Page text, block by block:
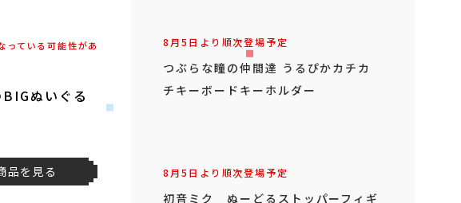
っている可能性があ
ぬいぐる
品を見る
8月5日より順次登場予定
つぶらな瞳の仲間達 うるぴかカチカ
チキーボードキーホルダー
8月5日より順次登場予定
初音ミク ぬーどるストッパーフィギ